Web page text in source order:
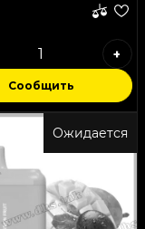
+
Сообщить
Ожидается